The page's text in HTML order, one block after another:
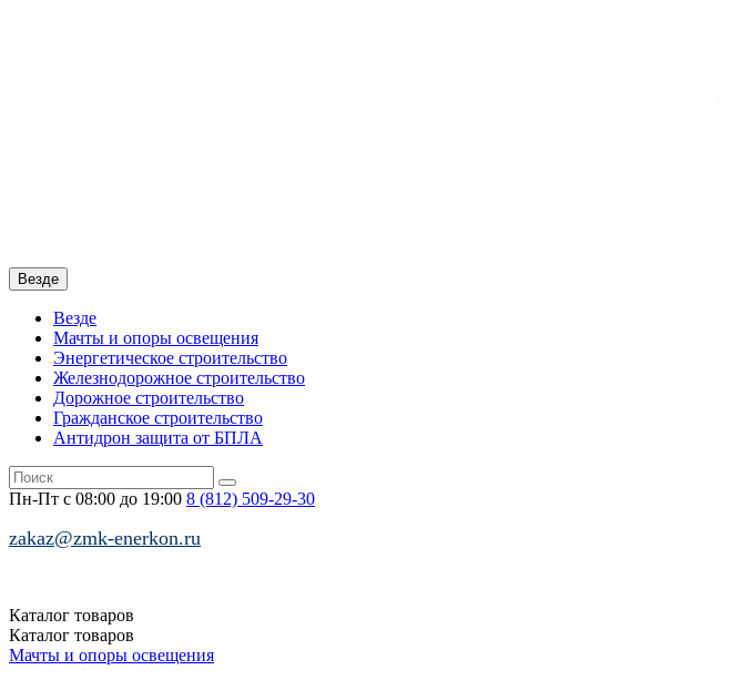
Везде
Везде
Мачты и опоры освещения
Энергетическое строительство
Железнодорожное строительство
Дорожное строительство
Гражданское строительство
Антидрон защита от БПЛА
Пн-Пт с 08:00 до 19:00 8 (812) 509-29-30
zakaz@zmk-enerkon.ru
Каталог товаров
Каталог товаров
Мачты и опоры освещения